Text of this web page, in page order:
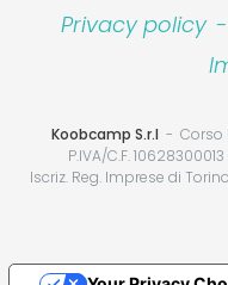
Privacy policy -
Koobcamp S.r.l
Corso
P.IVA/C.F. 10628300013
Iscriz. Reg. Imprese di